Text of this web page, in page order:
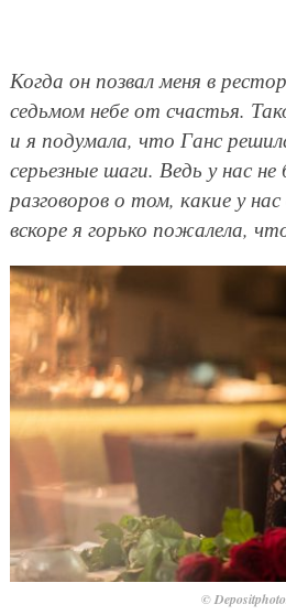
Когда он позвал меня в
седьмом небе от счастья.
и я подумала, что Ганс
серьезные шаги. Ведь у нас
разговоров о том, какие у
вскоре я горько пожалела,
©